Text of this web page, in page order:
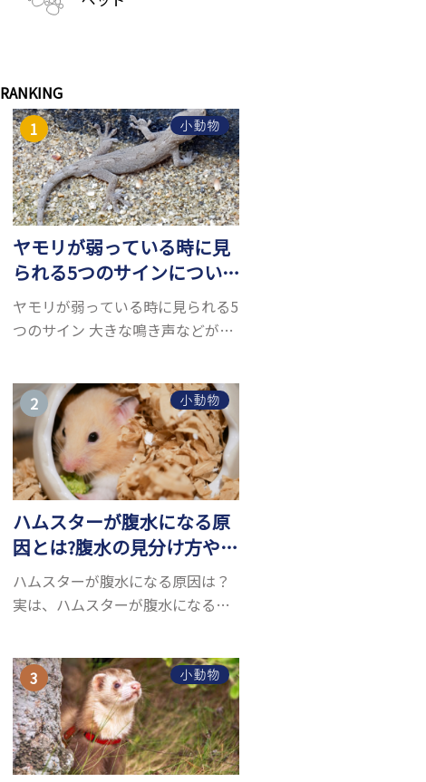
RANKING
小動物
ヤモリが弱っている時に見
られる5つのサインについ
て詳しくご紹介！
ヤモリが弱っている時に見られる5
つのサイン 大きな鳴き声などがな
して人気が高まっているヤモリを
お迎えしたいと思う人も多いので
はないでしょうか...
小動物
ハムスターが腹水になる原
因とは?腹水の見分け方や対
処方法を解説
ハムスターが腹水になる原因は？
実は、ハムスターが腹水になる原
しいため、難しい検査を気軽にす
ることができないためです。 腹水
になる理由はさま...
小動物